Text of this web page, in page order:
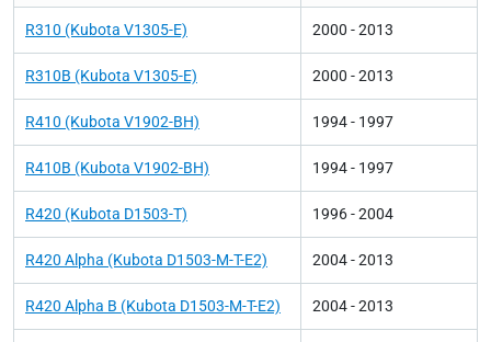
R310 (Kubota V1305-E) 2000 - 2013
R310B (Kubota V1305-E) 2000 - 2013
R410 (Kubota V1902-BH) 1994 - 1997
R410B (Kubota V1902-BH) 1994 - 1997
R420 (Kubota D1503-T) 1996 - 2004
R420 Alpha (Kubota D1503-M-T-E2) 2004 - 2013
R420 Alpha B (Kubota D1503-M-T-E2) 2004 - 2013